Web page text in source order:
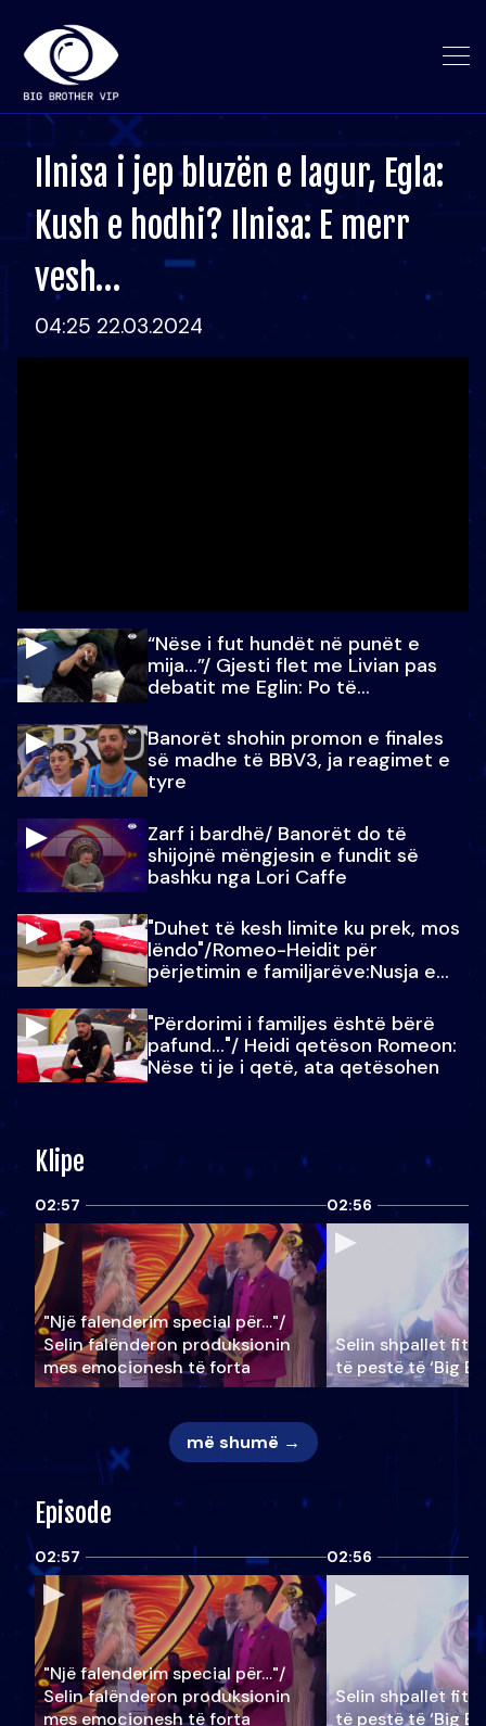
Ilnisa i jep bluzën e lagur, Egla:
Kush e hodhi? Ilnisa: E merr
vesh…
04:25 22.03.2024
“Nëse i fut hundët në punët e
mija…”/ Gjesti flet me Livian pas
debatit me Eglin: Po të
Banorët shohin promon e finales
së madhe të BBV3, ja reagimet e
tyre
Zarf i bardhë/ Banorët do të
shijojnë mëngjesin e fundit së
bashku nga Lori Caffe
"Duhet të kesh limite ku prek, mos
lëndo"/Romeo-Heidit për
përjetimin e familjarëve:Nusja e
"Përdorimi i familjes është bërë
pafund…"/ Heidi qetëson Romeon:
Nëse ti je i qetë, ata qetësohen
Klipe
02:57
"Një falenderim special për…"/
Selin falënderon produksionin
mes emocionesh të forta
02:56
Selin shpallet
të pestë të ‘Big
më shumë →
Episode
02:57
"Një falenderim special për…"/
Selin falënderon produksionin
mes emocionesh të forta
02:56
Selin shpallet
të pestë të ‘Big